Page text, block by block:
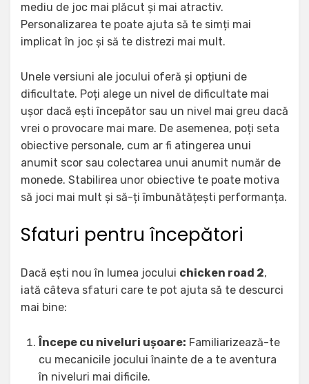
mediu de joc mai plăcut și mai atractiv.
Personalizarea te poate ajuta să te simți mai
implicat în joc și să te distrezi mai mult.
Unele versiuni ale jocului oferă și opțiuni de
dificultate. Poți alege un nivel de dificultate mai
ușor dacă ești începător sau un nivel mai greu dacă
vrei o provocare mai mare. De asemenea, poți seta
obiective personale, cum ar fi atingerea unui
anumit scor sau colectarea unui anumit număr de
monede. Stabilirea unor obiective te poate motiva
să joci mai mult și să-ți îmbunătățești performanța.
Sfaturi pentru începători
Dacă ești nou în lumea jocului chicken road 2,
iată câteva sfaturi care te pot ajuta să te descurci
mai bine:
Începe cu niveluri ușoare: Familiarizează-te
cu mecanicile jocului înainte de a te aventura
în niveluri mai dificile.